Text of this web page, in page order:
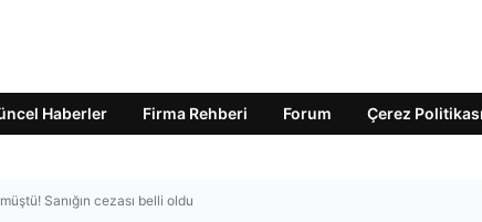
Haberler Firma Rehberi Forum Çerez Politikası
Sanığın cezası belli oldu